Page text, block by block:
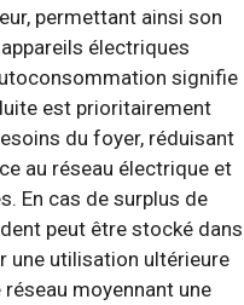
permettant ainsi son
électriques
signifie
est prioritairement
du foyer, réduisant
au réseau électrique et
En cas de surplus de
peut être stocké dans
une utilisation ultérieure
moyennant une